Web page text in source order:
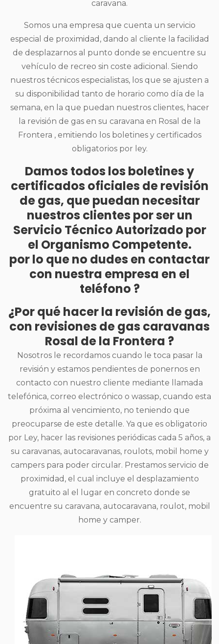
caravana.
Somos una empresa que cuenta un servicio
especial de proximidad, dando al cliente la facilidad
de desplazarnos al punto donde se encuentre su
vehículo de recreo sin coste adicional. Siendo
nuestros técnicos especialistas, los que se ajusten a
su disponibilidad tanto de horario como día de la
semana, en la que puedan nuestros clientes, hacer
la revisión de gas en su caravana en Rosal de la
Frontera , emitiendo los boletines y certificados
obligatorios por ley.
Damos todos los boletines y
certificados oficiales de revisión
de gas, que puedan necesitar
nuestros clientes por ser un
Servicio Técnico Autorizado por
el Organismo Competente.
por lo que no dudes en contactar
con nuestra empresa en el
teléfono ?
¿Por qué hacer la revisión de gas,
con revisiones de gas caravanas
Rosal de la Frontera ?
Nosotros le recordamos cuando le toca pasar la
revisión y estamos pendientes de ponernos en
contacto con nuestro cliente mediante llamada
telefónica, correo electrónico o wassap, cuando esta
próxima al vencimiento, no teniendo que
preocuparse de este detalle. Ya que es obligatorio
por Ley, hacer las revisiones periódicas cada 5 años, a
su caravanas, autocaravanas, roulots, mobil home y
campers para poder circular. Prestamos servicio de
proximidad, el cual incluye el desplazamiento
gratuito al el lugar en concreto donde se
encuentre su caravana, autocaravana, roulot, mobil
home y camper.